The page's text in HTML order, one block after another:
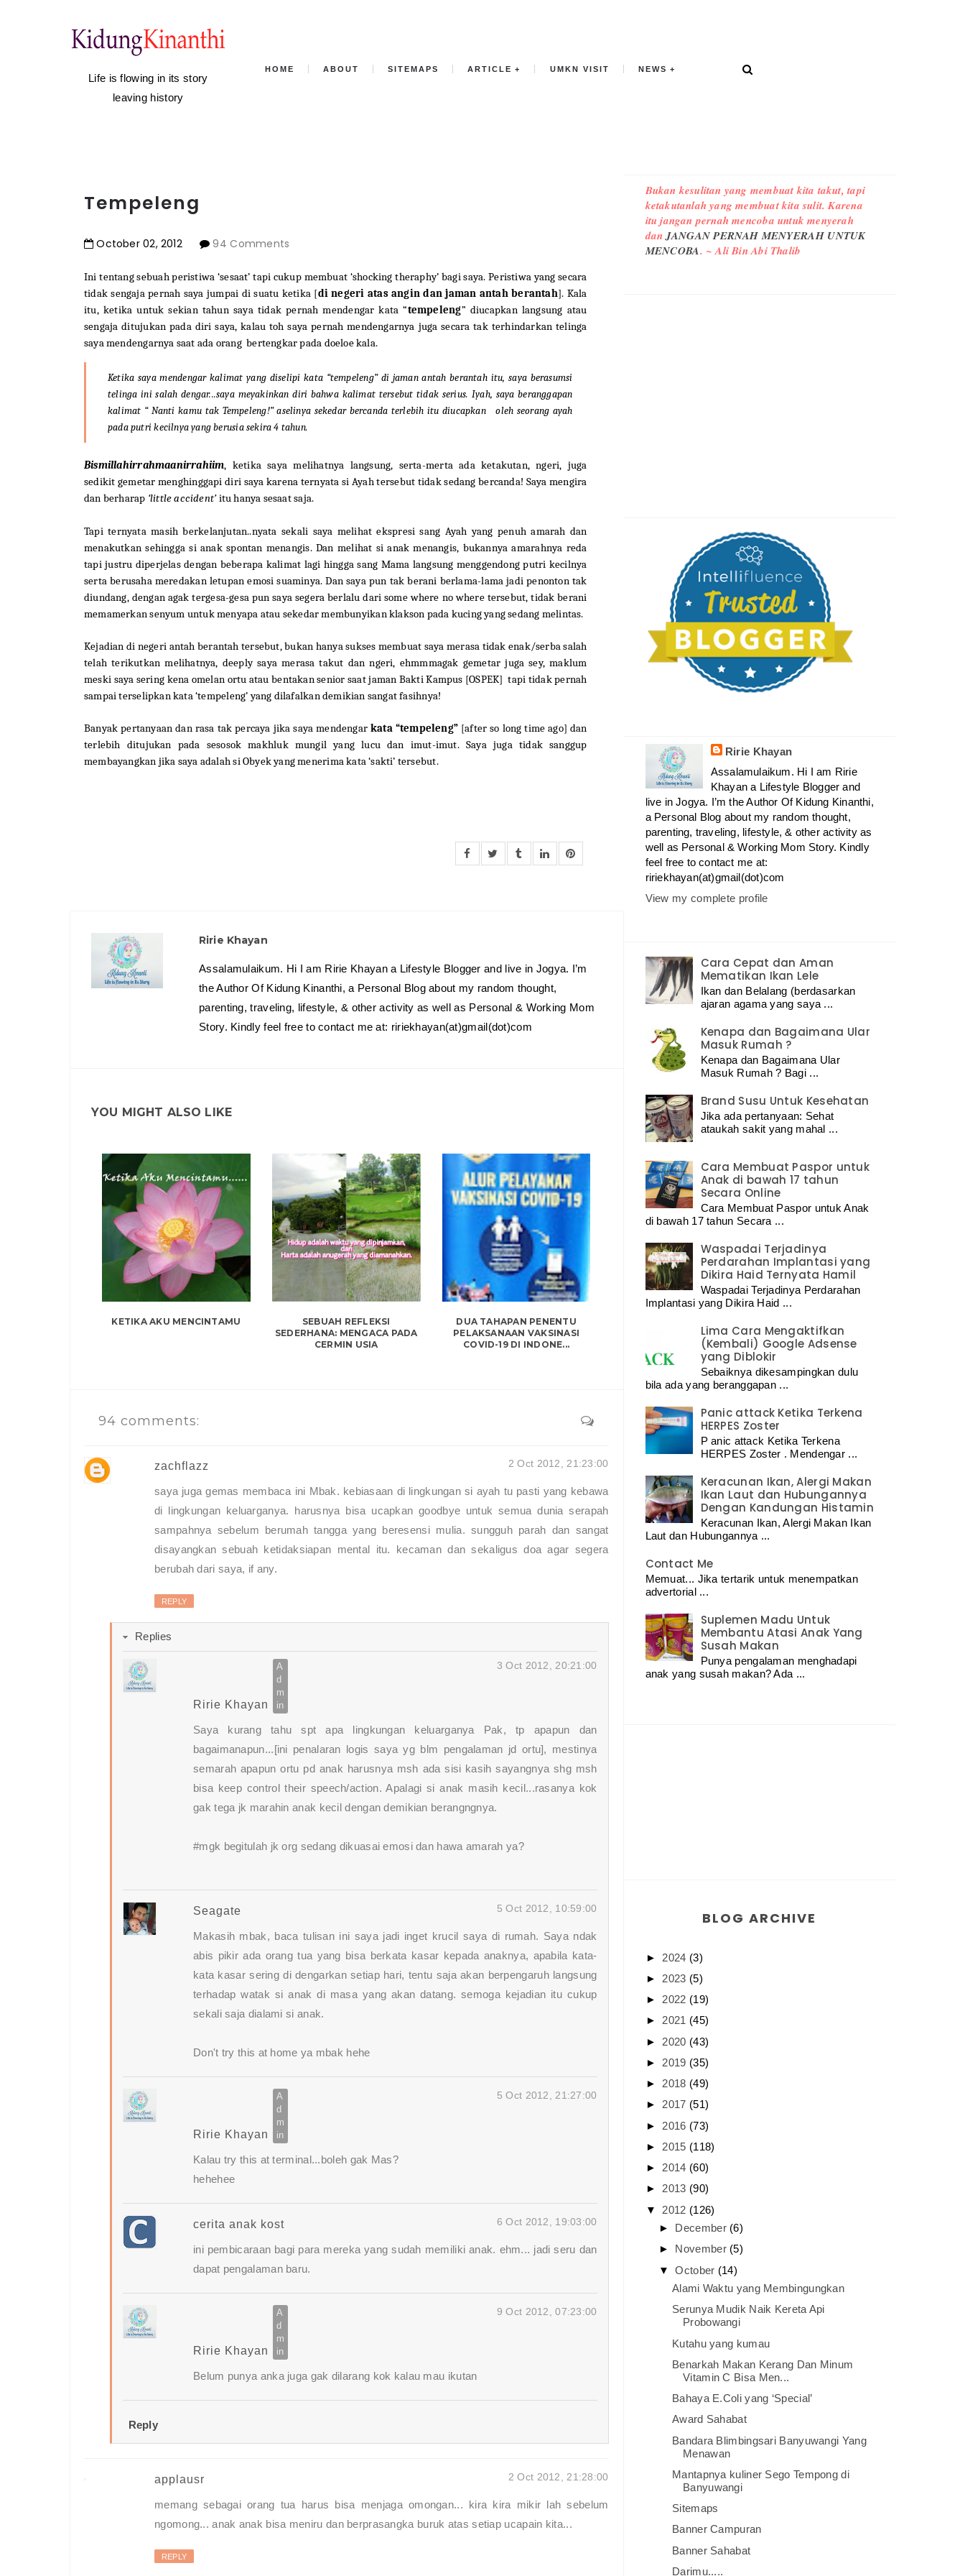
Life is flowing in its story
leaving history
HOME ABOUT SITEMAPS ARTICLE UMKN VISIT NEWS
Tempeleng
October 02, 2012 94 Comments
Ini tentang sebuah peristiwa ‘sesaat’ tapi cukup membuat ‘shocking theraphy’ bagi saya. Peristiwa yang secara
tidak sengaja pernah saya jumpai di suatu ketika [di negeri atas angin dan jaman antah berantah]. Kala
itu, ketika untuk sekian tahun saya tidak pernah mendengar kata “tempeleng” diucapkan langsung atau
sengaja ditujukan pada diri saya, kalau toh saya pernah mendengarnya juga secara tak terhindarkan telinga
saya mendengarnya saat ada orang bertengkar pada doeloe kala.
Ketika saya mendengar kalimat yang diselipi kata “tempeleng” di jaman antah berantah itu, saya berasumsi
telinga ini salah dengar...saya meyakinkan diri bahwa kalimat tersebut tidak serius. Iyah, saya beranggapan
kalimat “ Nanti kamu tak Tempeleng!” aselinya sekedar bercanda terlebih itu diucapkan oleh seorang ayah
pada putri kecilnya yang berusia sekira 4 tahun.
Bismillahirrahmaanirrahiim, ketika saya melihatnya langsung, serta-merta ada ketakutan, ngeri, juga
sedikit gemetar menghinggapi diri saya karena ternyata si Ayah tersebut tidak sedang bercanda! Saya mengira
dan berharap ‘little accident’itu hanya sesaat saja.
Tapi ternyata masih berkelanjutan..nyata sekali saya melihat ekspresi sang Ayah yang penuh amarah dan
menakutkan sehingga si anak spontan menangis. Dan melihat si anak menangis, bukannya amarahnya reda
tapi justru diperjelas dengan beberapa kalimat lagi hingga sang Mama langsung menggendong putri kecilnya
serta berusaha meredakan letupan emosi suaminya. Dan saya pun tak berani berlama-lama jadi penonton tak
diundang, dengan agak tergesa-gesa pun saya segera berlalu dari some where no where tersebut, tidak berani
memamerkan senyum untuk menyapa atau sekedar membunyikan klakson pada kucing yang sedang melintas.
Kejadian di negeri antah berantah tersebut, bukan hanya sukses membuat saya merasa tidak enak/serba salah
telah terikutkan melihatnya, deeply saya merasa takut dan ngeri, ehmmmagak gemetar juga sey, maklum
meski saya sering kena omelan ortu atau bentakan senior saat jaman Bakti Kampus [OSPEK] tapi tidak pernah
sampai terselipkan kata ‘tempeleng’ yang dilafalkan demikian sangat fasihnya!
Banyak pertanyaan dan rasa tak percaya jika saya mendengar kata “tempeleng” [after so long time ago] dan
terlebih ditujukan pada sesosok makhluk mungil yang lucu dan imut-imut. Saya juga tidak sanggup
membayangkan jika saya adalah si Obyek yang menerima kata ‘sakti’ tersebut.
Ririe Khayan
Assalamulaikum. Hi I am Ririe Khayan a Lifestyle Blogger and live in Jogya. I’m
the Author Of Kidung Kinanthi, a Personal Blog about my random thought,
parenting, traveling, lifestyle, & other activity as well as Personal & Working Mom
Story. Kindly feel free to contact me at: ririekhayan(at)gmail(dot)com
YOU MIGHT ALSO LIKE
KETIKA AKU MENCINTAMU
SEBUAH REFLEKSI
SEDERHANA: MENGACA PADA
CERMIN USIA
DUA TAHAPAN PENENTU
PELAKSANAAN VAKSINASI
COVID-19 DI INDONE...
94 comments:
zachflazz 2 Oct 2012, 21:23:00
saya juga gemas membaca ini Mbak. kebiasaan di lingkungan si ayah tu pasti yang kebawa
di lingkungan keluarganya. harusnya bisa ucapkan goodbye untuk semua dunia serapah
sampahnya sebelum berumah tangga yang beresensi mulia. sungguh parah dan sangat
disayangkan sebuah ketidaksiapan mental itu. kecaman dan sekaligus doa agar segera
berubah dari saya, if any.
REPLY
Replies
Ririe Khayan
3 Oct 2012, 20:21:00
Saya kurang tahu spt apa lingkungan keluarganya Pak, tp apapun dan
bagaimanapun...[ini penalaran logis saya yg blm pengalaman jd ortu], mestinya
semarah apapun ortu pd anak harusnya msh ada sisi kasih sayangnya shg msh
bisa keep control their speech/action. Apalagi si anak masih kecil...rasanya kok
gak tega jk marahin anak kecil dengan demikian berangngnya.
#mgk begitulah jk org sedang dikuasai emosi dan hawa amarah ya?
Seagate 5 Oct 2012, 10:59:00
Makasih mbak, baca tulisan ini saya jadi inget krucil saya di rumah. Saya ndak
abis pikir ada orang tua yang bisa berkata kasar kepada anaknya, apabila kata-
kata kasar sering di dengarkan setiap hari, tentu saja akan berpengaruh langsung
terhadap watak si anak di masa yang akan datang. semoga kejadian itu cukup
sekali saja dialami si anak.
Don't try this at home ya mbak hehe
Ririe Khayan
5 Oct 2012, 21:27:00
Kalau try this at terminal...boleh gak Mas?
hehehee
cerita anak kost 6 Oct 2012, 19:03:00
ini pembicaraan bagi para mereka yang sudah memiliki anak. ehm... jadi seru dan
dapat pengalaman baru.
Ririe Khayan
9 Oct 2012, 07:23:00
Belum punya anka juga gak dilarang kok kalau mau ikutan
Reply
applausr 2 Oct 2012, 21:28:00
memang sebagai orang tua harus bisa menjaga omongan... kira kira mikir lah sebelum
ngomong... anak anak bisa meniru dan berprasangka buruk atas setiap ucapain kita...
REPLY
Bukan kesulitan yang membuat kita takut, tapi
ketakutanlah yang membuat kita sulit. Karena
itu jangan pernah mencoba untuk menyerah
danJANGAN PERNAH MENYERAH UNTUK
MENCOBA. ~ Ali Bin Abi Thalib
Ririe Khayan
Assalamulaikum. Hi I am Ririe
Khayan a Lifestyle Blogger and
live in Jogya. I’m the Author Of Kidung Kinanthi,
a Personal Blog about my random thought,
parenting, traveling, lifestyle, & other activity as
well as Personal & Working Mom Story. Kindly
feel free to contact me at:
ririekhayan(at)gmail(dot)com
View my complete profile
Cara Cepat dan Aman
Mematikan Ikan Lele
Ikan dan Belalang (berdasarkan
ajaran agama yang saya ...
Kenapa dan Bagaimana Ular
Masuk Rumah ?
Kenapa dan Bagaimana Ular
Masuk Rumah ? Bagi ...
Brand Susu Untuk Kesehatan
Jika ada pertanyaan: Sehat
ataukah sakit yang mahal ...
Cara Membuat Paspor untuk
Anak di bawah 17 tahun
Secara Online
Cara Membuat Paspor untuk Anak
di bawah 17 tahun Secara ...
Waspadai Terjadinya
Perdarahan Implantasi yang
Dikira Haid Ternyata Hamil
Waspadai Terjadinya Perdarahan
Implantasi yang Dikira Haid ...
Lima Cara Mengaktifkan
(Kembali) Google Adsense
yang Diblokir
Sebaiknya dikesampingkan dulu
bila ada yang beranggapan ...
Panic attack Ketika Terkena
HERPES Zoster
P anic attack Ketika Terkena
HERPES Zoster . Mendengar ...
Keracunan Ikan, Alergi Makan
Ikan Laut dan Hubungannya
Dengan Kandungan Histamin
Keracunan Ikan, Alergi Makan Ikan
Laut dan Hubungannya ...
Contact Me
Memuat... Jika tertarik untuk menempatkan
advertorial ...
Suplemen Madu Untuk
Membantu Atasi Anak Yang
Susah Makan
Punya pengalaman menghadapi
anak yang susah makan? Ada ...
BLOG ARCHIVE
► 2024 (3)
► 2023 (5)
► 2022 (19)
►2021 (45)
► 2020 (43)
► 2019 (35)
► 2018 (49)
►2017 (51)
► 2016 (73)
► 2015 (118)
► 2014 (60)
►2013 (90)
▼ 2012 (126)
► December (6)
► November (5)
▼October (14)
Alami Waktu yang Membingungkan
Serunya Mudik Naik Kereta Api
Probowangi
Kutahu yang kumau
Benarkah Makan Kerang Dan Minum
Vitamin C Bisa Men...
Bahaya E.Coli yang ‘Special’
Award Sahabat
Bandara Blimbingsari Banyuwangi Yang
Menawan
Mantapnya kuliner Sego Tempong di
Banyuwangi
Sitemaps
Banner Campuran
Banner Sahabat
Darimu.....